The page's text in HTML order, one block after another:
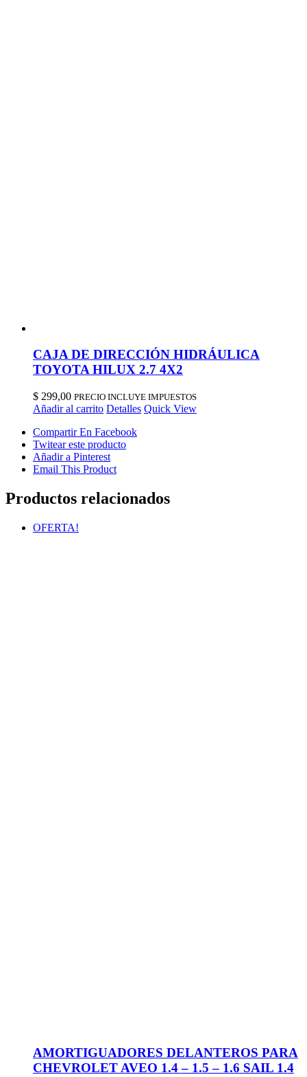
CAJA DE DIRECCIÓN HIDRÁULICA
TOYOTA HILUX 2.7 4X2
$ 299,00 PRECIO INCLUYE IMPUESTOS
Añadir al carrito Detalles Quick View
Compartir En Facebook
Twitear este producto
Añadir a Pinterest
Email This Product
Productos relacionados
OFERTA!
AMORTIGUADORES DELANTEROS PARA
CHEVROLET AVEO 1.4 – 1.5 – 1.6 SAIL 1.4